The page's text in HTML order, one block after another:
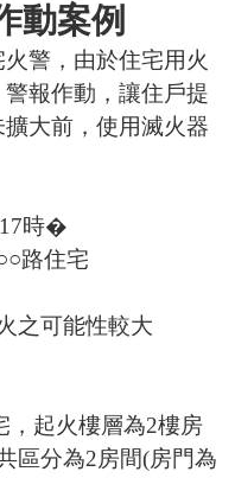
動案例
警，由於住宅用火
報作動，讓住戶提
大前，使用滅火器
17時�
路住宅
之可能性較大
，起火樓層為2樓房
區分為2房間(房門為